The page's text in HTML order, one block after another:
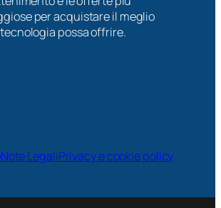
per acquistare il meglio
possa offrire.
Note LegaliPrivacy e cookie policy